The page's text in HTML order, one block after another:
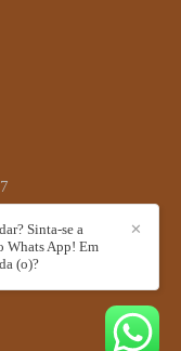
449, sala 72 -
✕
Sinta-se a
Whats App! Em
(o)?